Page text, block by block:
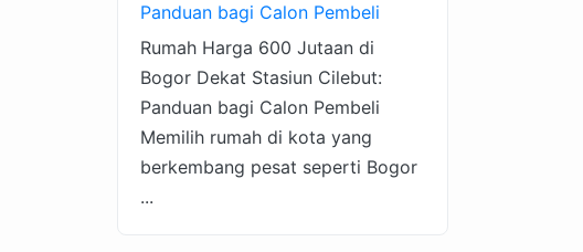
Panduan bagi Calon Pembeli
Rumah Harga 600 Jutaan di
Bogor Dekat Stasiun Cilebut:
Panduan bagi Calon Pembeli
Memilih rumah di kota yang
berkembang pesat seperti Bogor
...